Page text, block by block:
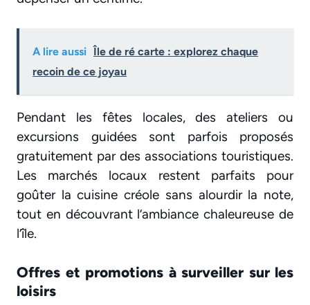
A lire aussi Île de ré carte : explorez chaque
recoin de ce joyau
Pendant les fêtes locales, des ateliers ou
excursions guidées sont parfois proposés
gratuitement par des associations touristiques.
Les marchés locaux restent parfaits pour
goûter la cuisine créole sans alourdir la note,
tout en découvrant l’ambiance chaleureuse de
l’île.
Offres et promotions à surveiller sur les
loisirs